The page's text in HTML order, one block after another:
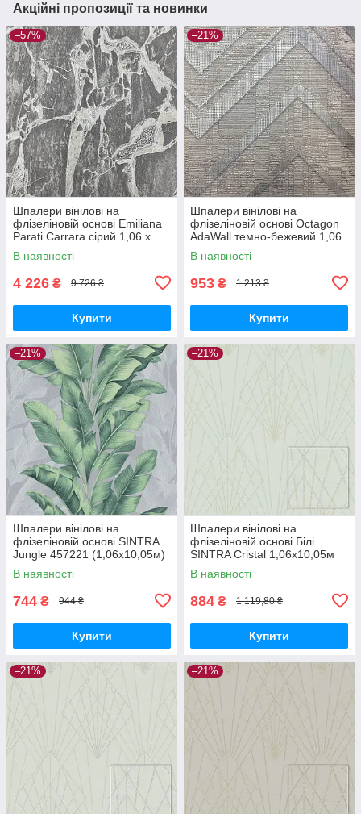
Акційні пропозиції та новинки
–57%
Шпалери вінілові на
флізеліновій основі Emiliana
Parati Carrara сірий 1,06 х
10,05м (84608)
В наявності
4 226 ₴ 9 726 ₴
Купити
–21%
Шпалери вінілові на
флізеліновій основі Octagon
AdaWall темно-бежевий 1,06
х 10,05м (1207-2)
В наявності
953 ₴ 1 213 ₴
Купити
–21%
Шпалери вінілові на
флізеліновій основі SINTRA
Jungle 457221 (1,06х10,05м)
В наявності
744 ₴ 944 ₴
Купити
–21%
Шпалери вінілові на
флізеліновій основі Білі
SINTRA Cristal 1,06х10,05м
(524404)
В наявності
884 ₴ 1 119,80 ₴
Купити
–21% –21%